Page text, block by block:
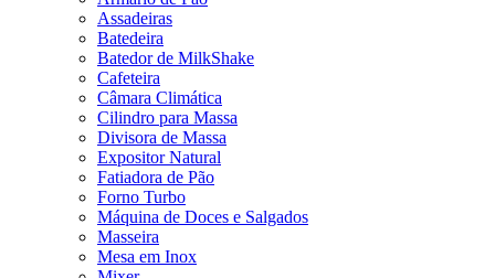
Assadeiras
Batedeira
Batedor de MilkShake
Cafeteira
Câmara Climática
Cilindro para Massa
Divisora de Massa
Expositor Natural
Fatiadora de Pão
Forno Turbo
Máquina de Doces e Salgados
Masseira
Mesa em Inox